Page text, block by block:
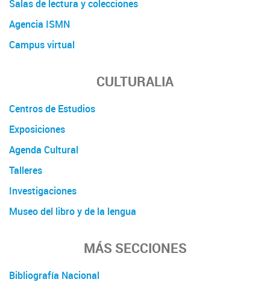
Salas de lectura y colecciones
Agencia ISMN
Campus virtual
CULTURALIA
Centros de Estudios
Exposiciones
Agenda Cultural
Talleres
Investigaciones
Museo del libro y de la lengua
MÁS SECCIONES
Bibliografía Nacional